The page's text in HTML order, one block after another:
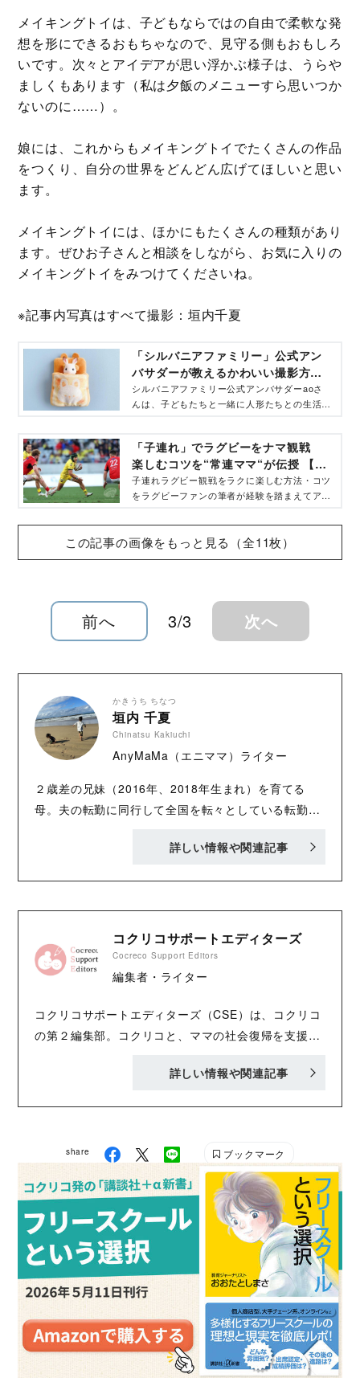
メイキングトイは、子どもならではの自由で柔軟な発
想を形にできるおもちゃなので、見守る側もおもしろ
いです。次々とアイデアが思い浮かぶ様子は、うらや
ましくもあります（私は夕飯のメニューすら思いつか
ないのに……）。
娘には、これからもメイキングトイでたくさんの作品
をつくり、自分の世界をどんどん広げてほしいと思い
ます。
メイキングトイには、ほかにもたくさんの種類があり
ます。ぜひお子さんと相談をしながら、お気に入りの
メイキングトイをみつけてくださいね。
※記事内写真はすべて撮影：垣内千夏
「シルバニアファミリー」公式アン
バサダーが教えるかわいい撮影方法
と子どもへの教育効果 - コクリコ｜
講談社
シルバニアファミリー公式アンバサダーaoさ
んは、子どもたちと一緒に人形たちとの生活を
います。aoさんに、「シルバニアファミリ
ー」で癒やされる生活やかわいい写真の撮り方
について聞きました！
「子連れ」でラグビーをナマ観戦
楽しむコツを“常連ママ“が伝授 【チ
ケット・席・持ち物】 - コクリコ｜
講談社
子連れラグビー観戦をラクに楽しむ方法・コツ
をラグビーファンの筆者が経験を踏まえてアド
おすすめの席、未就学児との観戦時にあると役
立つ持ちものなどもご紹介。
この記事の画像をもっと見る（全11枚）
前へ 3/3 次へ
かきうち ちなつ
垣内 千夏
Chinatsu Kakiuchi
AnyMaMa（エニママ）ライター
２歳差の兄妹（2016年、2018年生まれ）を育てる
母。夫の転勤に同行して全国を転々としている転勤
て活動開始。ライフスタイルやビジネスなど、さまざ
https://twitter.com/AnyMaMaJP
詳しい情報や関連記事
コクリコサポートエディターズ
Cocreco Support Editors
編集者・ライター
コクリコサポートエディターズ（CSE）は、コクリコ
の第２編集部。コクリコと、ママの社会復帰を支援す
ち上げました。子育てをしながら、ほかのお仕事をし
https://twitter.com/AnyMaMaJP Instagram：
https://www.instagram.com/anymama_official/
詳しい情報や関連記事
share ブックマーク